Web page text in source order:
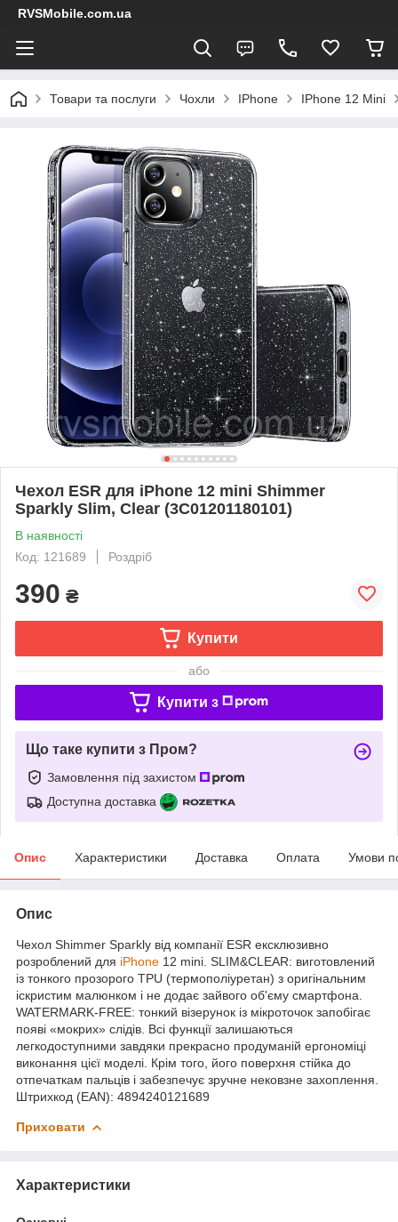
RVSMobile.com.ua
Товари та послуги Чохли IPhone IPhone 12 Mini
Чехол ESR для iPhone 12 mini Shimmer
Sparkly Slim, Clear (3C01201180101)
В наявності
Код: 121689
Роздріб
390 ₴
Купити
або
Купити з
Що таке купити з Пром?
Замовлення під захистом
Доступна доставка
Опис Характеристики Доставка Оплата Умови
Опис
Чехол Shimmer Sparkly від компанії ESR ексклюзивно
розроблений для iPhone 12 mini. SLIM&CLEAR: виготовлений
із тонкого прозорого TPU (термополіуретан) з оригінальним
іскристим малюнком і не додає зайвого об'єму смартфона.
WATERMARK-FREE: тонкий візерунок із мікроточок запобігає
появі «мокрих» слідів. Всі функції залишаються
легкодоступними завдяки прекрасно продуманій ергономіці
виконання цієї моделі. Крім того, його поверхня стійка до
отпечаткам пальців і забезпечує зручне нековзне захоплення.
Штрихкод (EAN): 4894240121689
Приховати
Характеристики